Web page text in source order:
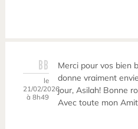
BB
le
21/02/2026
à 8h49
Merci pour vos bien
donne vraiment
jour, Asilah! Bonne
Avec toute mon